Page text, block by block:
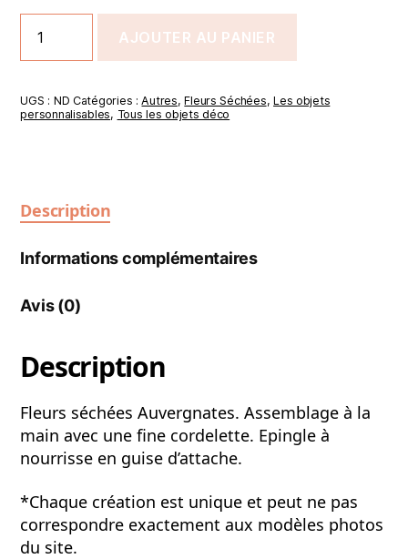
AJOUTER AU PANIER
UGS : ND Catégories :Autres,Fleurs Séchées,Les objets
personnalisables, Tous les objets déco
Description
Informations complémentaires
Avis (0)
Description
Fleurs séchées Auvergnates. Assemblage à la
main avec une fine cordelette. Epingle à
nourrisse en guise d’attache.
*Chaque création est unique et peut ne pas
correspondre exactement aux modèles photos
du site.